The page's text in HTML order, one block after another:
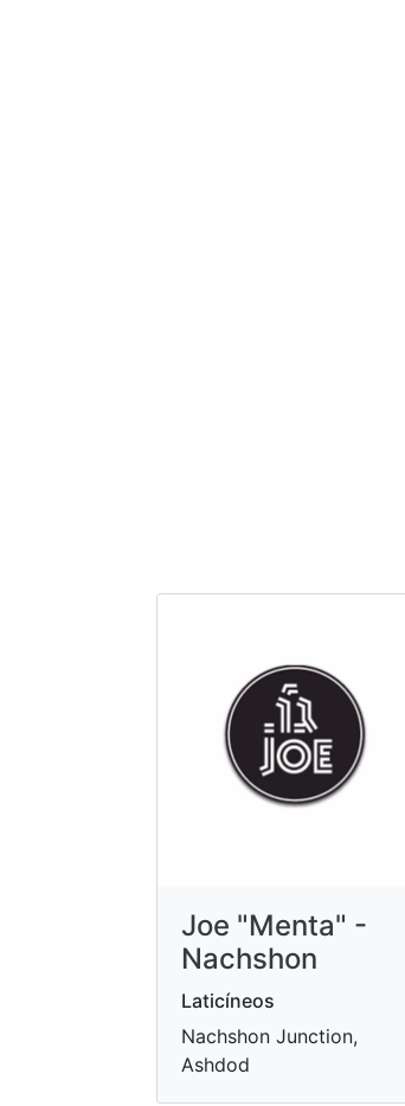
Joe "Menta" -
Nachshon
Laticíneos
Nachshon Junction,
Ashdod